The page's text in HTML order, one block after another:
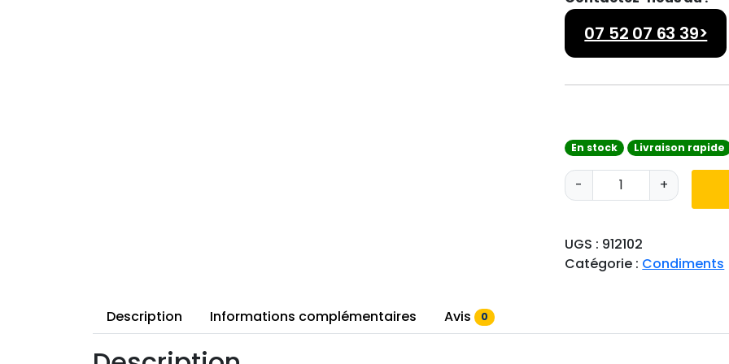
07 52 07 63 39>
En stock Livraison rapide
-
q
u
n
t
d
+
UGS : 912102
Catégorie : Condiments
Description Informations complémentaires Avis 0